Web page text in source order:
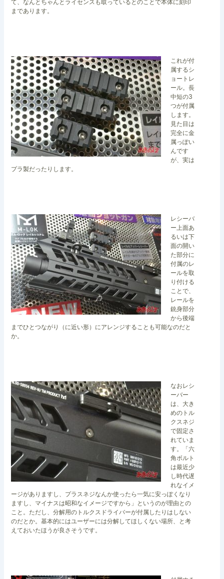
て、なんとちゃんとライセンスも取っているとのことで本体に刻印
まであります。
これが付
属するシ
ョートレ
ール。長
中短の3
つが付属
します。
見た目は
完全に金
属っぽい
んです
が、実は
プラ製だったりします。
レシーバ
ー上面あ
るいは下
面の開い
た部分に
付属のレ
ールを取
り付ける
ことで、
レールを
銃身部分
から後端
までひとつながり（に近い形）にアレンジすることも可能なのだと
か。
なおレシ
ーバー
は、大き
めのトル
クスネジ
で固定さ
れていま
す。「六
角ボルト
は最近少
し時代遅
れなイメ
ージがありますし、プラスネジなんか使ったら一気に安っぽくなり
ますし、マイナスは昭和なイメージですから」というのが理由との
こと。ただし、分解用のトルクスドライバーが付属したりはしない
のだとか。基本的にはユーザーには分解してほしくない場所、と考
えておいたほうが良さそうです。